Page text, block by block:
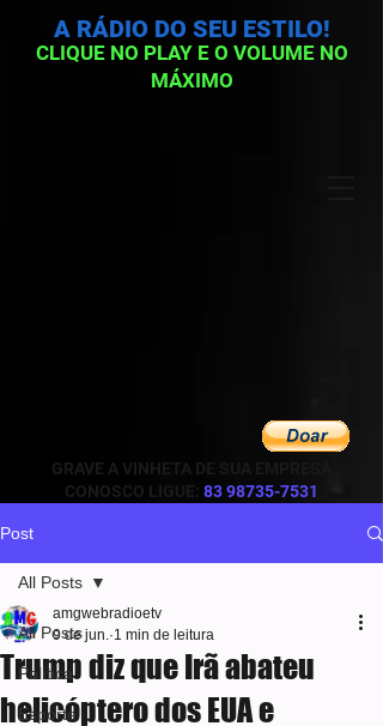
GRAVE A VINHETA DE SUA EMPRESA
CONOSCO LIGUE:
83 98735-7531
CLIQUE NO PLAY E O VOLUME NO
MÁXIMO
A RÁDIO DO SEU ESTILO!
Post
All Posts
Política
Esporte
All Posts
Trump diz que Irã abateu
helicóptero dos EUA e
amgwebradioetv
9 de jun. 1 min de leitura